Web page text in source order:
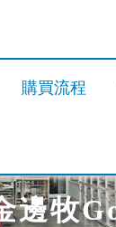
購買流程
邊牧